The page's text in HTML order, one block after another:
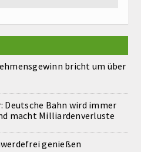
bricht um über
Deutsche Bahn wird immer
macht Milliardenverluste
genießen